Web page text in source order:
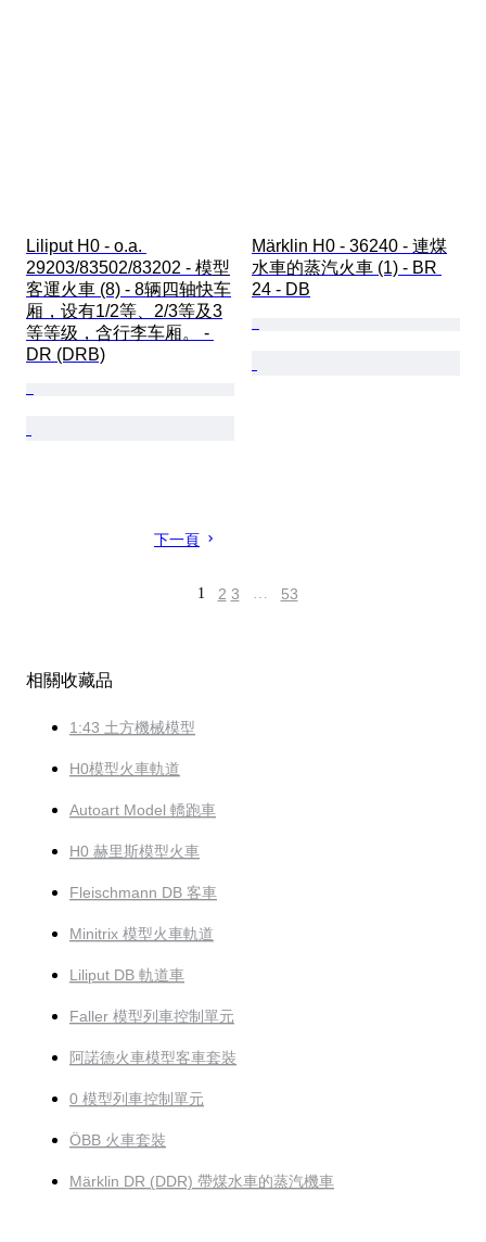
Liliput H0 - o.a.
29203/83502/83202 - 模型
客運火車 (8) - 8辆四轴快车
厢，设有1/2等、2/3等及3
等等级，含行李车厢。 -
DR (DRB)
Märklin H0 - 36240 - 連煤
水車的蒸汽火車 (1) - BR
24 - DB
下一頁
1 2 3 … 53
相關收藏品
1:43 土方機械模型
H0模型火車軌道
Autoart Model 轎跑車
H0 赫里斯模型火車
Fleischmann DB 客車
Minitrix 模型火車軌道
Liliput DB 軌道車
Faller 模型列車控制單元
阿諾德火車模型客車套裝
0 模型列車控制單元
ÖBB 火車套裝
Märklin DR (DDR) 帶煤水車的蒸汽機車